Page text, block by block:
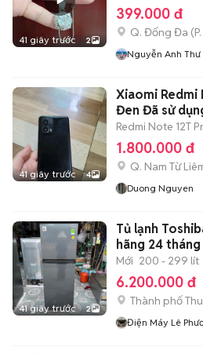
41 giây trước 2
399.000 đ
Q. Đống Đa (
Nguyễn Anh Thư
41 giây trước 4
Xiaomi Redmi
Đen Đã sử
Redmi Note 12T
1.800.000 đ
Q. Nam Từ
Duong Nguyen
41 giây trước 2
Tủ lạnh
hãng 24 tháng
Mới 200 - 299 lít
6.200.000 đ
Thành phố
Điện Máy Lê